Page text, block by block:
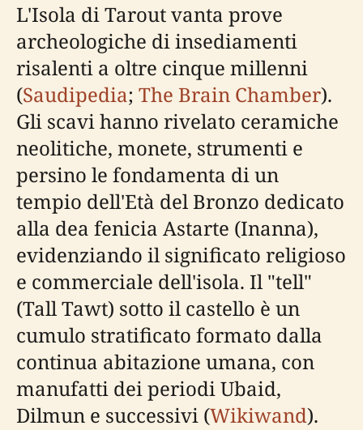
L'Isola di Tarout vanta prove
archeologiche di insediamenti
risalenti a oltre cinque millenni
(Saudipedia; The Brain Chamber).
Gli scavi hanno rivelato ceramiche
neolitiche, monete, strumenti e
persino le fondamenta di un
tempio dell'Età del Bronzo dedicato
alla dea fenicia Astarte (Inanna),
evidenziando il significato religioso
e commerciale dell'isola. Il "tell"
(Tall Tawt) sotto il castello è un
cumulo stratificato formato dalla
continua abitazione umana, con
manufatti dei periodi Ubaid,
Dilmun e successivi (Wikiwand).